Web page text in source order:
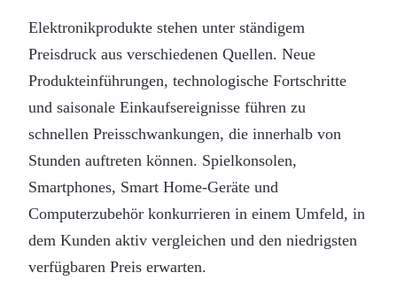
Elektronikprodukte stehen unter ständigem
Preisdruck aus verschiedenen Quellen. Neue
Produkteinführungen, technologische Fortschritte
und saisonale Einkaufsereignisse führen zu
schnellen Preisschwankungen, die innerhalb von
Stunden auftreten können. Spielkonsolen,
Smartphones, Smart Home-Geräte und
Computerzubehör konkurrieren in einem Umfeld, in
dem Kunden aktiv vergleichen und den niedrigsten
verfügbaren Preis erwarten.